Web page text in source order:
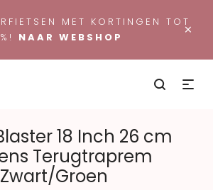
×
MET KORTINGEN TOT
NAAR WEBSHOP
18 Inch 26 cm
Terugtraprem
Zwart/Groen